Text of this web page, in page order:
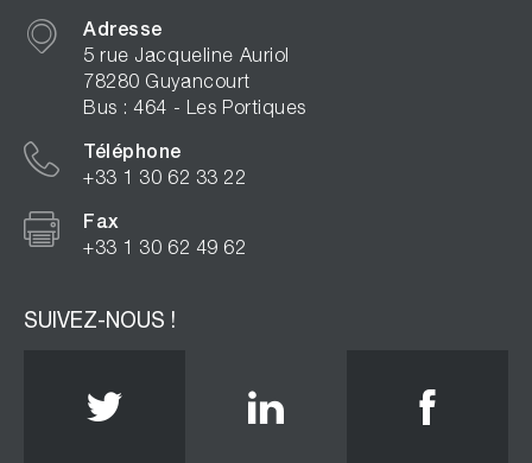
Adresse
5 rue Jacqueline Auriol
78280 Guyancourt
Bus : 464 - Les Portiques
Téléphone
+33 1 30 62 33 22
Fax
+33 1 30 62 49 62
SUIVEZ-NOUS !
Twitter Linkedin